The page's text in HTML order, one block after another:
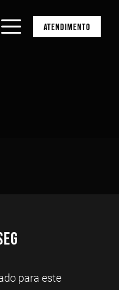
ATENDIMENTO
para este